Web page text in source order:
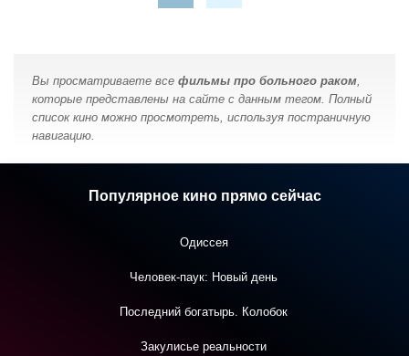
Вы просматриваете все фильмы про больного раком,
которые представлены на сайте с данным тегом. Полный
список кино можно просмотреть, используя постраничную
навигацию.
Популярное кино прямо сейчас
Одиссея
Человек-паук: Новый день
Последний богатырь. Колобок
Закулисье реальности